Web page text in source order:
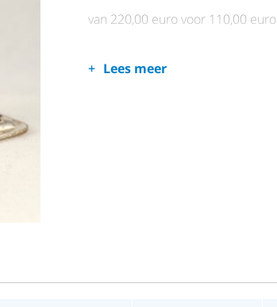
van 220,00 euro voor 110,00 euro
Lees meer